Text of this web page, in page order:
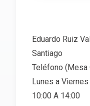
Eduardo Ruiz
Santiago
Teléfono (Mesa
Lunes a
10:00 A 14:00